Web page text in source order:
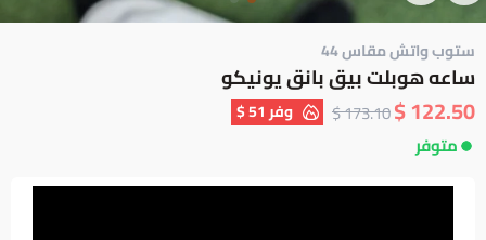
ستوب واتش مقاس 44
ساعه هوبلت بيق بانق يونيكو
122.50 $
173.10 $ وفر51 $
متوفر